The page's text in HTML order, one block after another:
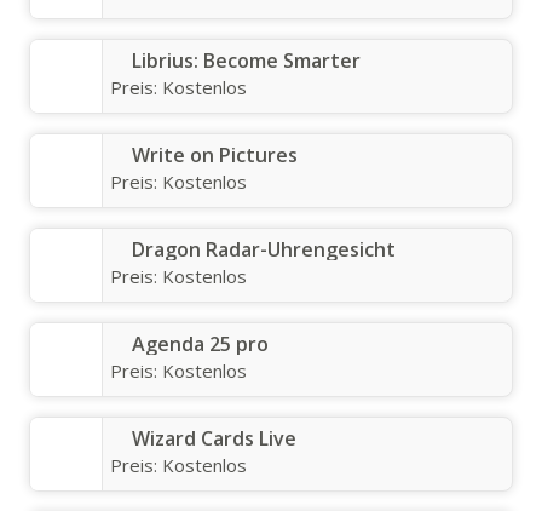
Librius: Become Smarter
Preis: Kostenlos
Write on Pictures
Preis: Kostenlos
Dragon Radar-Uhrengesicht
Preis: Kostenlos
Agenda 25 pro
Preis: Kostenlos
Wizard Cards Live
Preis: Kostenlos